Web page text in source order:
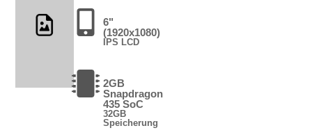
6"
(1920x1080)
IPS LCD
2GB
Snapdragon
435 SoC
32GB
Speicherung